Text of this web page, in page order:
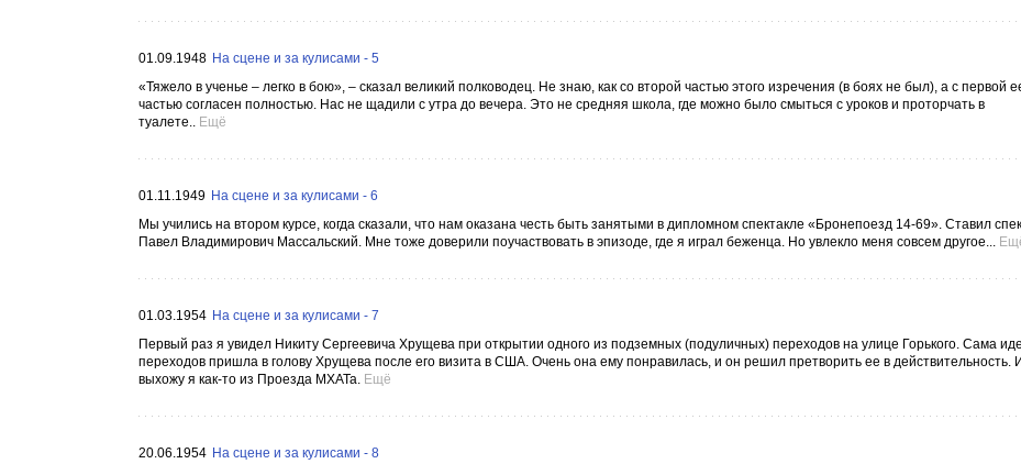
01.09.1948 На сцене и за кулисами - 5
«Тяжело в ученье – легко в бою», – сказал великий полководец. Не знаю, как со второй частью этого изречения (в боях не был), а с первой
частью согласен полностью. Нас не щадили с утра до вечера. Это не средняя школа, где можно было смыться с уроков и проторчать в
туалете.. Ещё
01.11.1949 На сцене и за кулисами - 6
Мы учились на втором курсе, когда сказали, что нам оказана честь быть занятыми в дипломном спектакле «Бронепоезд 14-69». Ставил
Павел Владимирович Массальский. Мне тоже доверили поучаствовать в эпизоде, где я играл беженца. Но увлекло меня совсем другое...
01.03.1954 На сцене и за кулисами - 7
Первый раз я увидел Никиту Сергеевича Хрущева при открытии одного из подземных (подуличных) переходов на улице Горького. Сама
переходов пришла в голову Хрущева после его визита в США. Очень она ему понравилась, и он решил претворить ее в действительность.
выхожу я как-то из Проезда МХАТа. Ещё
20.06.1954 На сцене и за кулисами - 8